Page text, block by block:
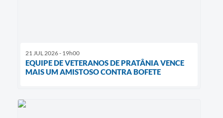
21 JUL 2026 - 19h00
EQUIPE DE VETERANOS DE PRATÂNIA VENCE
MAIS UM AMISTOSO CONTRA BOFETE